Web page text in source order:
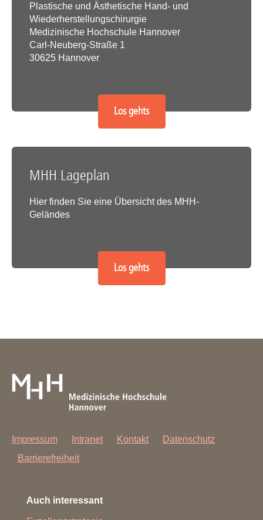
Plastische und Ästhetische Hand- und
Wiederherstellungschirurgie
Medizinische Hochschule Hannover
Carl-Neuberg-Straße 1
30625 Hannover
Los gehts
MHH Lageplan
Hier finden Sie eine Übersicht des MHH-
Geländes
Los gehts
Impressum Intranet Kontakt
Datenschutz
Barrierefreiheit
Auch interessant